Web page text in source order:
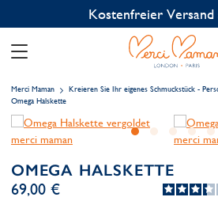
Kostenlose
Merci Maman
Kreieren Sie Ihr eigenes Schmuckstück -
Omega Halskette
OMEGA HALSKETTE
69,00 €